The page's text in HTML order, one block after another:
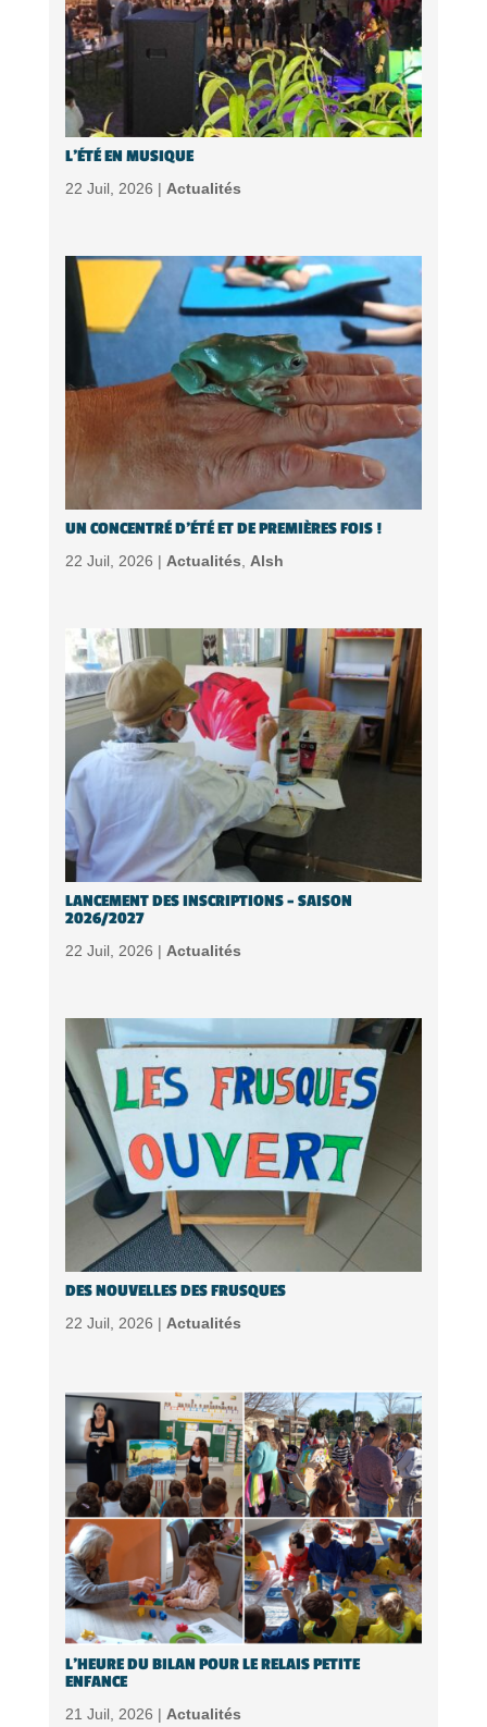
L’ÉTÉ EN MUSIQUE
22 Juil, 2026 | Actualités
UN CONCENTRÉ D’ÉTÉ ET DE PREMIÈRES FOIS !
22 Juil, 2026 | Actualités Alsh
LANCEMENT DES INSCRIPTIONS – SAISON
2026/2027
22 Juil, 2026 | Actualités
DES NOUVELLES DES FRUSQUES
22 Juil, 2026 | Actualités
L’HEURE DU BILAN POUR LE RELAIS PETITE
ENFANCE
21 Juil, 2026 | Actualités